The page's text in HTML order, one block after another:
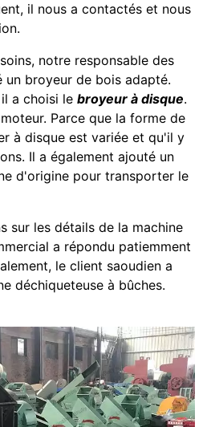
il nous a contactés et nous
notre responsable des
un broyeur de bois adapté.
a choisi le broyeur à disque.
Parce que la forme de
à disque est variée et qu'il y
Il a également ajouté un
d'origine pour transporter le
sur les détails de la machine
a répondu patiemment
le client saoudien a
déchiqueteuse à bûches.